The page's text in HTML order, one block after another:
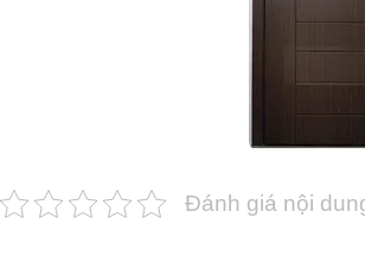
Đánh giá nội